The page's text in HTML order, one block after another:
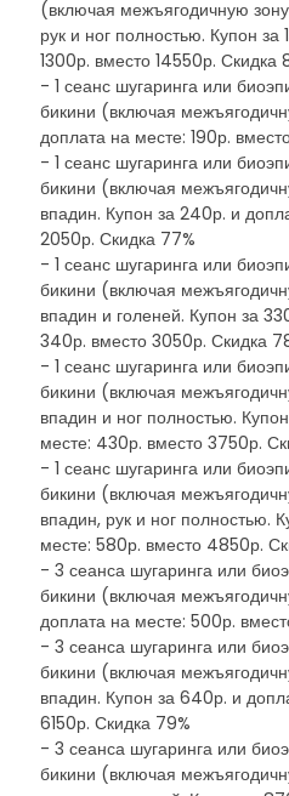
(включая межъягодичную
рук и ног полностью. Купон
1300р. вместо 14550р. Скидка
- 1 сеанс шугаринга или
бикини (включая
доплата на месте: 190р.
- 1 сеанс шугаринга или
бикини (включая
впадин. Купон за 240р. и
2050р. Скидка 77%
- 1 сеанс шугаринга или
бикини (включая
впадин и голеней. Купон за
340р. вместо 3050р. Скидка
- 1 сеанс шугаринга или
бикини (включая
впадин и ног полностью.
месте: 430р. вместо 3750р.
- 1 сеанс шугаринга или
бикини (включая
впадин, рук и ног полностью.
месте: 580р. вместо 4850р.
- 3 сеанса шугаринга или
бикини (включая
доплата на месте: 500р.
- 3 сеанса шугаринга или
бикини (включая
впадин. Купон за 640р. и
6150р. Скидка 79%
- 3 сеанса шугаринга или
бикини (включая